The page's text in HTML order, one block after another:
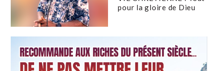
pour la gloire de Dieu